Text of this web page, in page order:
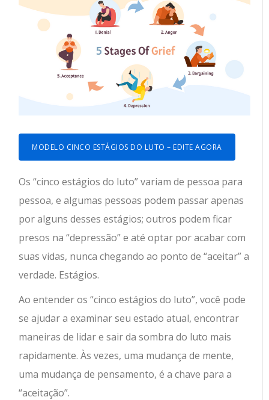
MODELO CINCO ESTÁGIOS DO LUTO – EDITE AGORA
Os “cinco estágios do luto” variam de pessoa para
pessoa, e algumas pessoas podem passar apenas
por alguns desses estágios; outros podem ficar
presos na “depressão” e até optar por acabar com
suas vidas, nunca chegando ao ponto de “aceitar” a
verdade. Estágios.
Ao entender os “cinco estágios do luto”, você pode
se ajudar a examinar seu estado atual, encontrar
maneiras de lidar e sair da sombra do luto mais
rapidamente. Às vezes, uma mudança de mente,
uma mudança de pensamento, é a chave para a
“aceitação”.